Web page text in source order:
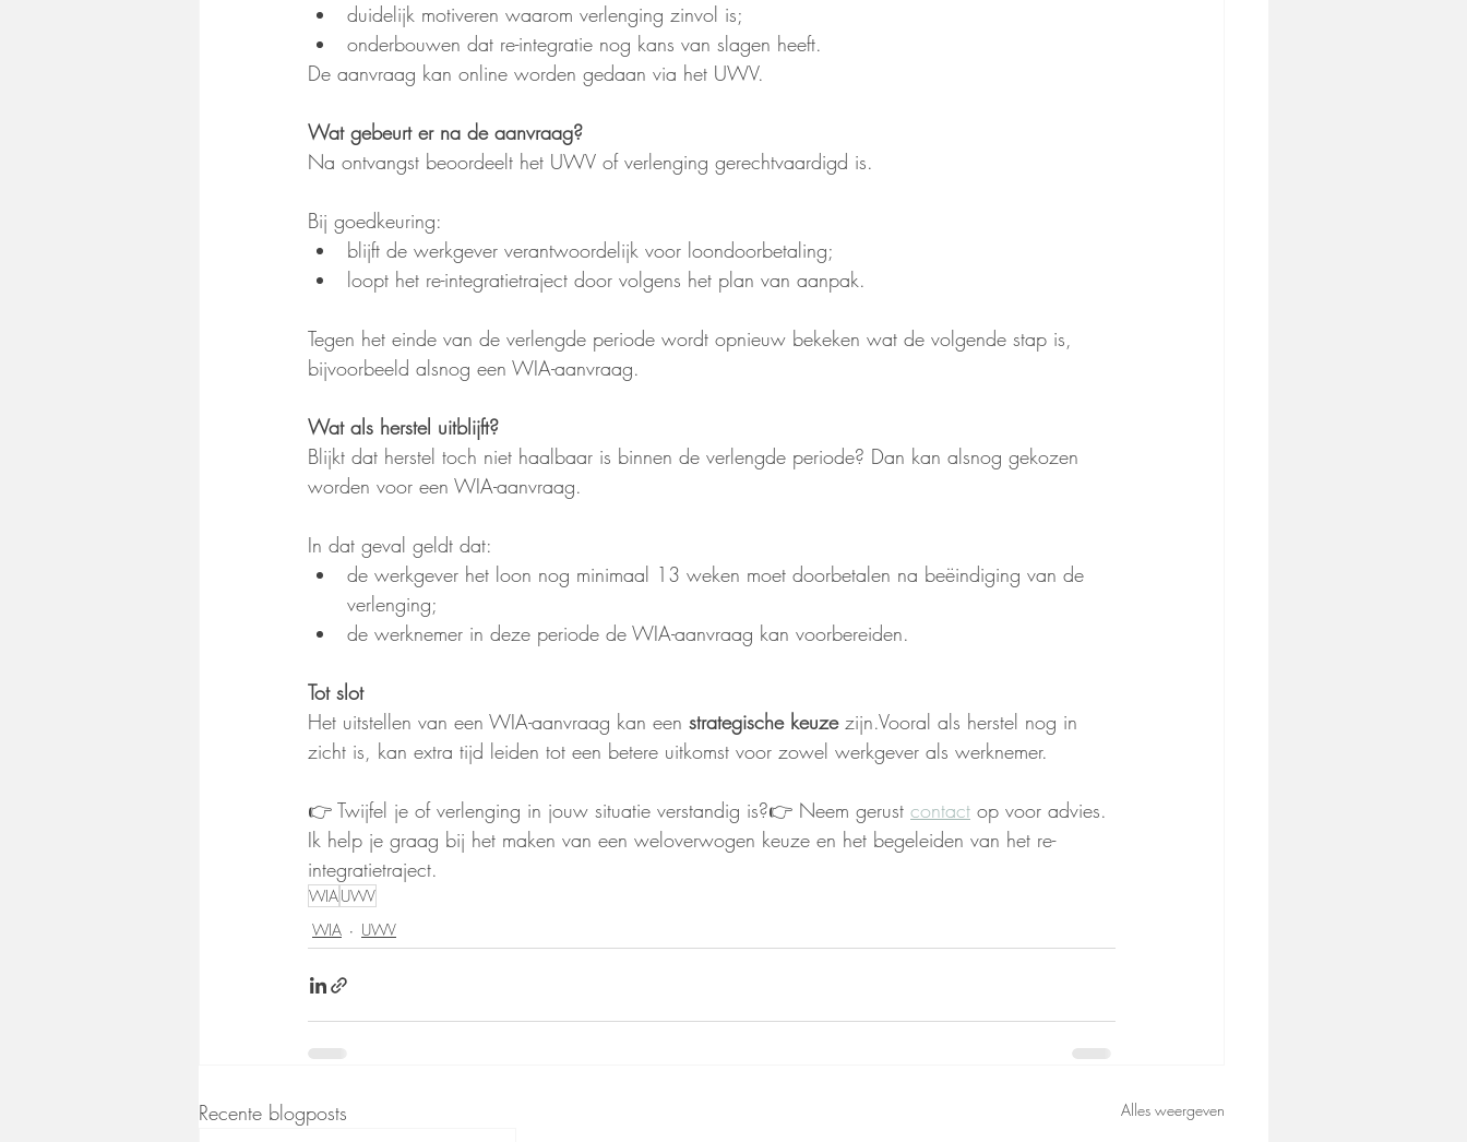
duidelijk motiveren waarom verlenging zinvol is;
onderbouwen dat re-integratie nog kans van slagen heeft.
De aanvraag kan online worden gedaan via het UWV.
Wat gebeurt er na de aanvraag?
Na ontvangst beoordeelt het UWV of verlenging gerechtvaardigd is.
Bij goedkeuring:
blijft de werkgever verantwoordelijk voor loondoorbetaling;
loopt het re-integratietraject door volgens het plan van aanpak.
Tegen het einde van de verlengde periode wordt opnieuw bekeken wat de volgende stap is,
bijvoorbeeld alsnog een WIA-aanvraag.
Wat als herstel uitblijft?
Blijkt dat herstel toch niet haalbaar is binnen de verlengde periode? Dan kan alsnog gekozen
worden voor een WIA-aanvraag.
In dat geval geldt dat:
de werkgever het loon nog minimaal 13 weken moet doorbetalen na beëindiging van de
verlenging;
de werknemer in deze periode de WIA-aanvraag kan voorbereiden.
Tot slot
Het uitstellen van een WIA-aanvraag kan een strategische keuze zijn.Vooral als herstel nog in
zicht is, kan extra tijd leiden tot een betere uitkomst voor zowel werkgever als werknemer.
👉 Twijfel je of verlenging in jouw situatie verstandig is?👉 Neem gerust contact op voor advies.
Ik help je graag bij het maken van een weloverwogen keuze en het begeleiden van het re-
integratietraject.
WIAUWV
WIA
UWV
Recente blogposts Alles weergeven